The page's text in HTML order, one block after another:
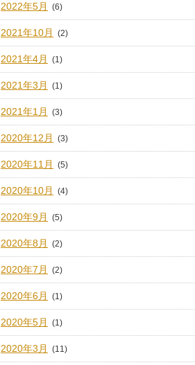
2022年5月 (6)
2021年10月 (2)
2021年4月 (1)
2021年3月 (1)
2021年1月 (3)
2020年12月 (3)
2020年11月 (5)
2020年10月 (4)
2020年9月 (5)
2020年8月 (2)
2020年7月 (2)
2020年6月 (1)
2020年5月 (1)
2020年3月 (11)